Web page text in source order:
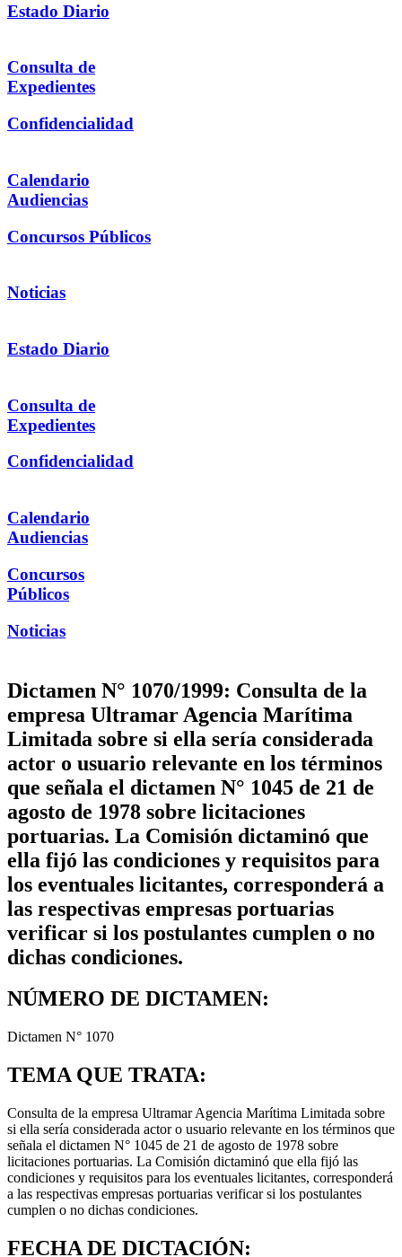
Estado Diario
Consulta de
Expedientes
Confidencialidad
Calendario
Audiencias
Concursos Públicos
Noticias
Estado Diario
Consulta de
Expedientes
Confidencialidad
Calendario
Audiencias
Concursos
Públicos
Noticias
Dictamen N° 1070/1999: Consulta de la
empresa Ultramar Agencia Marítima
Limitada sobre si ella sería considerada
actor o usuario relevante en los términos
que señala el dictamen N° 1045 de 21 de
agosto de 1978 sobre licitaciones
portuarias. La Comisión dictaminó que
ella fijó las condiciones y requisitos para
los eventuales licitantes, corresponderá a
las respectivas empresas portuarias
verificar si los postulantes cumplen o no
dichas condiciones.
NÚMERO DE DICTAMEN:
Dictamen N° 1070
TEMA QUE TRATA:
Consulta de la empresa Ultramar Agencia Marítima Limitada sobre
si ella sería considerada actor o usuario relevante en los términos que
señala el dictamen N° 1045 de 21 de agosto de 1978 sobre
licitaciones portuarias. La Comisión dictaminó que ella fijó las
condiciones y requisitos para los eventuales licitantes, corresponderá
a las respectivas empresas portuarias verificar si los postulantes
cumplen o no dichas condiciones.
FECHA DE DICTACIÓN: